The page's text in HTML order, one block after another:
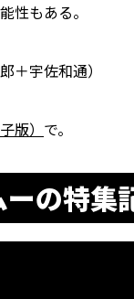
性もある。
＋宇佐和通）
版） で。
の特集